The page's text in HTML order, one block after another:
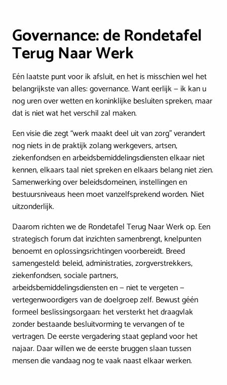
Governance: de Rondetafel
Terug Naar Werk
Eén laatste punt voor ik afsluit, en het is misschien wel het
belangrijkste van alles: governance. Want eerlijk — ik kan u
nog uren over wetten en koninklijke besluiten spreken, maar
dat is niet wat het verschil zal maken.
Een visie die zegt “werk maakt deel uit van zorg” verandert
nog niets in de praktijk zolang werkgevers, artsen,
ziekenfondsen en arbeidsbemiddelingsdiensten elkaar niet
kennen, elkaars taal niet spreken en elkaars belang niet zien.
Samenwerking over beleidsdomeinen, instellingen en
bestuursniveaus heen moet vanzelfsprekend worden. Niet
uitzonderlijk.
Daarom richten we de Rondetafel Terug Naar Werk op. Een
strategisch forum dat inzichten samenbrengt, knelpunten
benoemt en oplossingsrichtingen voorbereidt. Breed
samengesteld: beleid, administraties, zorgverstrekkers,
ziekenfondsen, sociale partners,
arbeidsbemiddelingsdiensten en — niet te vergeten —
vertegenwoordigers van de doelgroep zelf. Bewust géén
formeel beslissingsorgaan: het versterkt het draagvlak
zonder bestaande besluitvorming te vervangen of te
vertragen. De eerste vergadering staat gepland voor het
najaar. Daar willen we de eerste bruggen slaan tussen
mensen die vandaag nog te vaak naast elkaar werken.